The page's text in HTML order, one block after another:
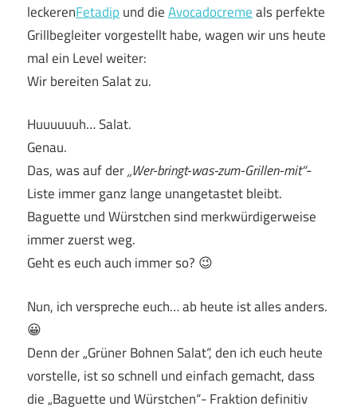
leckerenFetadip und dieAvocadocremeals perfekte
Grillbegleiter vorgestellt habe, wagen wir uns heute
mal ein Level weiter:
Wir bereiten Salat zu.
Huuuuuuh… Salat.
Genau.
Das, was auf der„Wer-bringt-was-zum-Grillen-mit“-
Liste immer ganz lange unangetastet bleibt.
Baguette und Würstchen sind merkwürdigerweise
immer zuerst weg.
Geht es euch auch immer so? 😉
Nun, ich verspreche euch… ab heute ist alles anders.
😀
Denn der „Grüner Bohnen Salat“, den ich euch heute
vorstelle, ist so schnell und einfach gemacht, dass
die „Baguette und Würstchen“- Fraktion definitiv